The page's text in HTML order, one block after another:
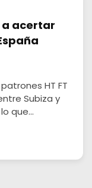
a acertar
HT FT
Subiza y
que...